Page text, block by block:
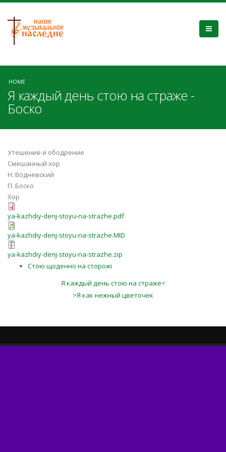
HOME
Я каждый день стою на страже -
Боско
Утешение и ободрение
Смешанный хор
Н. Водневский
П. Боско
Хор
ya-kazhdiy-denj-stoyu-na-strazhe.pdf
ya-kazhdiy-denj-stoyu-na-strazhe.MID
ya-kazhdiy-denj-stoyu-na-strazhe.zip
Стою щоденно на сторожі
Я каждый день стою на страже<
>Я как нежный цветочек